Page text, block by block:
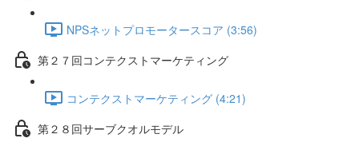
NPSネットプロモータースコア (3:56)
第２７回コンテクストマーケティング
コンテクストマーケティング (4:21)
第２８回サーブクオルモデル